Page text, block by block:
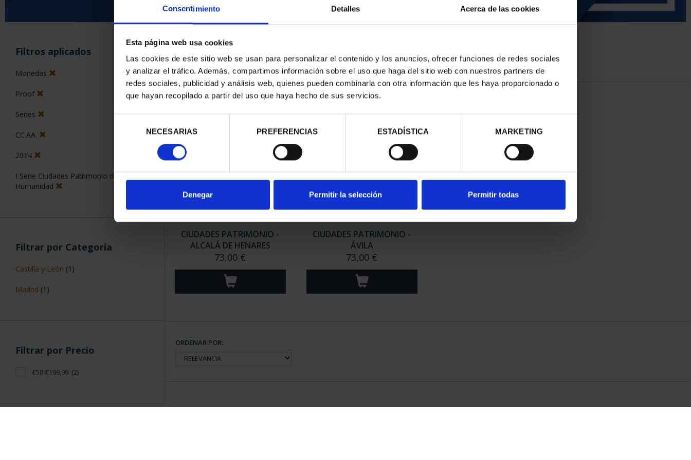
Consentimiento Detalles Acerca de las cookies
Esta página web usa cookies
Las cookies de este sitio web se usan para personalizar el contenido y los anuncios, ofrecer funciones de redes sociales
y analizar el tráfico. Además, compartimos información sobre el uso que haga del sitio web con nuestros partners de
redes sociales, publicidad y análisis web, quienes pueden combinarla con otra información que les haya proporcionado o
que hayan recopilado a partir del uso que haya hecho de sus servicios.
consentimiento
NECESARIAS PREFERENCIAS ESTADÍSTICA MARKETING
Denegar Permitir la selección Permitir todas
Filtros aplicados
Monedas
Proof
Series
CC.AA.
2014
I Serie Ciudades Patrimonio de la
Humanidad
Filtrar por Categoría
Castilla y León (1)
Madrid (1)
Filtrar por Precio
€50-€199,99 (2)
ORDENAR POR:
2 Productos encontrados
CIUDADES PATRIMONIO -
ALCALÁ DE HENARES
73,00 €
CIUDADES PATRIMONIO -
ÁVILA
73,00 €
ORDENAR POR: